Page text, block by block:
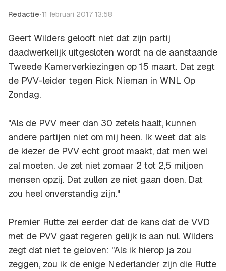
Redactie•11 februari 2017 13:58
Geert Wilders gelooft niet dat zijn partij
daadwerkelijk uitgesloten wordt na de aanstaande
Tweede Kamerverkiezingen op 15 maart. Dat zegt
de PVV-leider tegen Rick Nieman in WNL Op
Zondag.
"Als de PVV meer dan 30 zetels haalt, kunnen
andere partijen niet om mij heen. Ik weet dat als
de kiezer de PVV echt groot maakt, dat men wel
zal moeten. Je zet niet zomaar 2 tot 2,5 miljoen
mensen opzij. Dat zullen ze niet gaan doen. Dat
zou heel onverstandig zijn."
Premier Rutte zei eerder dat de kans dat de VVD
met de PVV gaat regeren gelijk is aan nul. Wilders
zegt dat niet te geloven: "Als ik hierop ja zou
zeggen, zou ik de enige Nederlander zijn die Rutte